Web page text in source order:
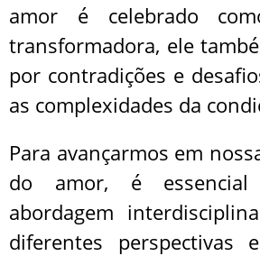
amor é celebrado
transformadora, ele
por contradições e
as complexidades da
Para avançarmos em
do amor, é
abordagem
diferentes perspectivas